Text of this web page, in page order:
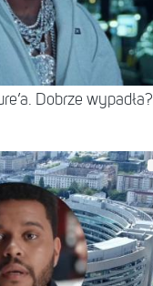
Dobrze wypadła?